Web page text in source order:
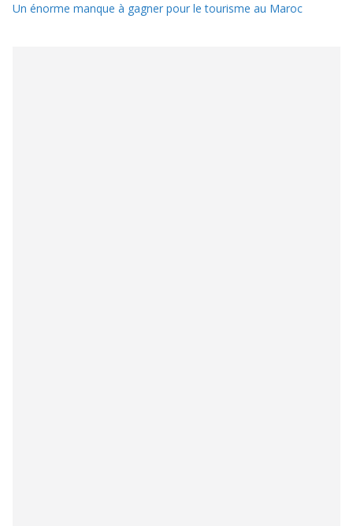
Un énorme manque à gagner pour le tourisme au Maroc